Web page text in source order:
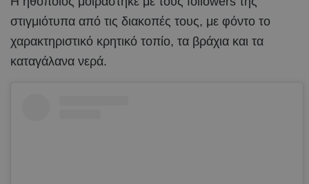
στιγμιότυπα από τις διακοπές τους, με φόντο το
χαρακτηριστικό κρητικό τοπίο, τα βράχια και τα
καταγάλανα νερά.